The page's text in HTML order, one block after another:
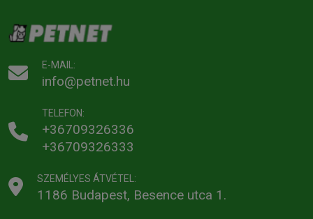
E-MAIL:
info@petnet.hu
TELEFON:
+36709326336
+36709326333
SZEMÉLYES ÁTVÉTEL:
1186 Budapest, Besence utca 1.